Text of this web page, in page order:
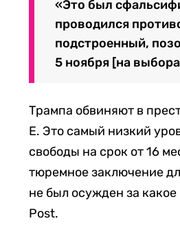
«Это был
проводился
подстроенный,
5 ноября [на
Трампа обвиняют в
Е. Это самый низкий
свободы на срок от 16
тюремное заключение
не был осужден за
Post.